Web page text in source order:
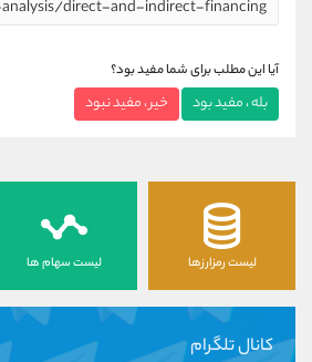
آیا این مطلب برای شما مفید بود؟
بله ، مفید بود خیر ، مفید نبود
لیست رمزارزها لیست سهام ها
کانال تلگرام